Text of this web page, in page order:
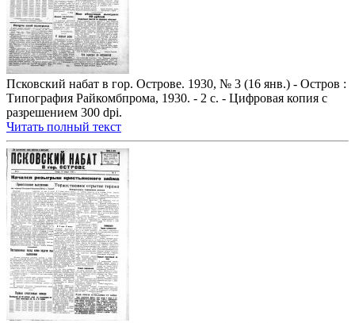
Псковский набат в гор. Острове. 1930, № 3 (16 янв.) - Остров :
Типография Райкомбпрома, 1930. - 2 с. - Цифровая копия с
разрешением 300 dpi.
Читать полный текст